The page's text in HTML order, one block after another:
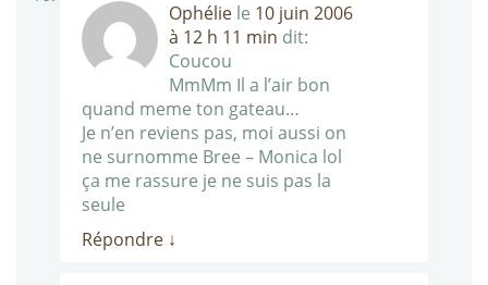
Ophélie le 10 juin 2006
à 12 h 11 min dit:
Coucou
MmMm Il a l’air bon
quand meme ton gateau…
Je n’en reviens pas, moi aussi on
ne surnomme Bree – Monica lol
ça me rassure je ne suis pas la
seule
Répondre ↓